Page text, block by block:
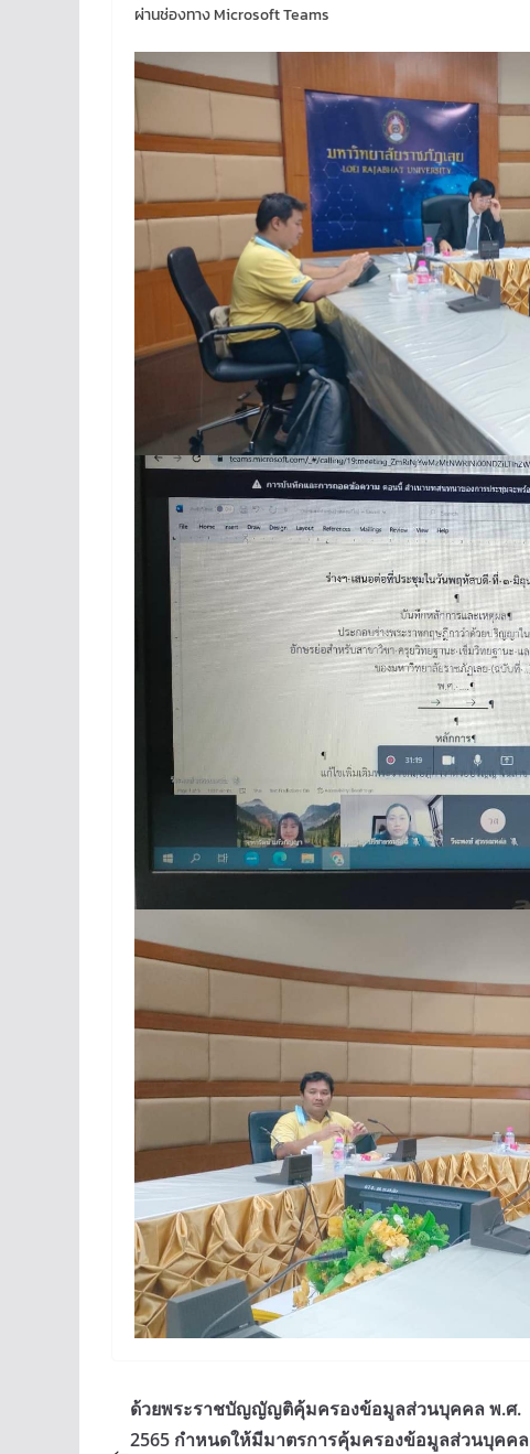
ผ่านช่องทาง Microsoft Teams
ด้วยพระราชบัญญัญติคุ้มครองข้อมูลส่วนบุคคล พ.ศ.
2565 กำหนดให้มีมาตรการคุ้มครองข้อมูลส่วนบุคคล